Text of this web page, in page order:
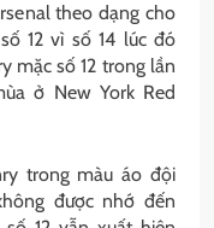
theo dạng cho
12 vì số 14 lúc đó
mặc số 12 trong lần
ở New York Red
trong màu áo đội
được nhớ đến